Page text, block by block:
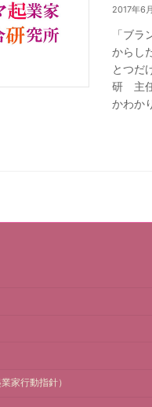
2017年6
「ブ
からし
とつだ
研 主任
かわか
家行動指針）